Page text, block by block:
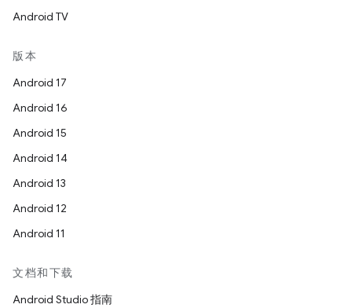
Android TV
版本
Android 17
Android 16
Android 15
Android 14
Android 13
Android 12
Android 11
文档和下载
Android Studio 指南